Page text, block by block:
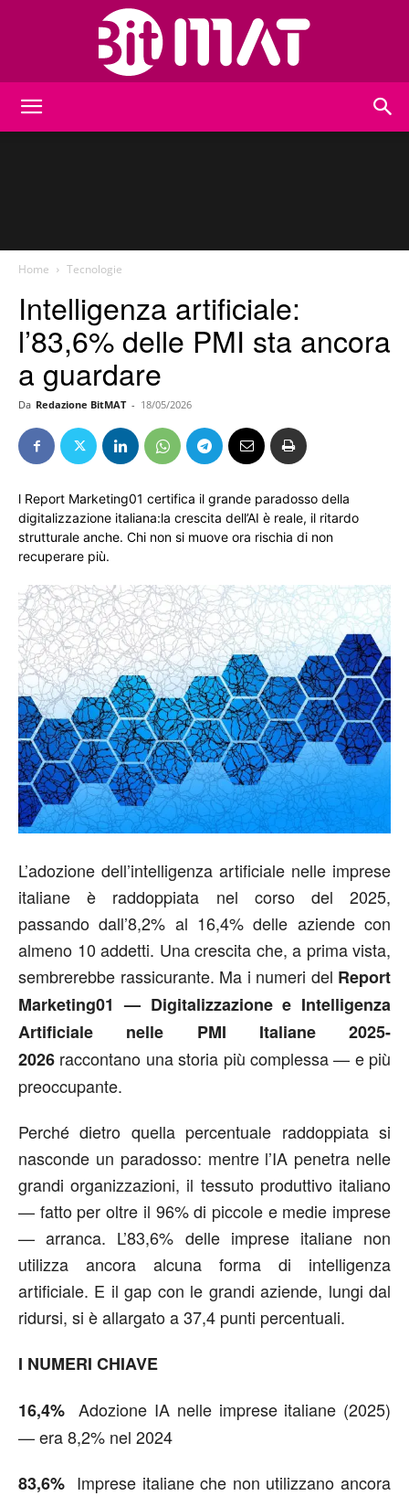
Home Tecnologie
Intelligenza artificiale:
l’83,6% delle PMI sta ancora
a guardare
Da Redazione BitMAT - 18/05/2026
l Report Marketing01 certifica il grande paradosso della
digitalizzazione italiana:la crescita dell’AI è reale, il ritardo
strutturale anche. Chi non si muove ora rischia di non
recuperare più.
L’adozione dell’intelligenza artificiale nelle imprese
italiane è raddoppiata nel corso del 2025,
passando dall’8,2% al 16,4% delle aziende con
almeno 10 addetti. Una crescita che, a prima vista,
sembrerebbe rassicurante. Ma i numeri del Report
Marketing01 — Digitalizzazione e Intelligenza
Artificiale nelle PMI Italiane 2025-
2026 raccontano una storia più complessa — e più
preoccupante.
Perché dietro quella percentuale raddoppiata si
nasconde un paradosso: mentre l’IA penetra nelle
grandi organizzazioni, il tessuto produttivo italiano
— fatto per oltre il 96% di piccole e medie imprese
— arranca. L’83,6% delle imprese italiane non
utilizza ancora alcuna forma di intelligenza
artificiale. E il gap con le grandi aziende, lungi dal
ridursi, si è allargato a 37,4 punti percentuali.
I NUMERI CHIAVE
16,4% Adozione IA nelle imprese italiane (2025)
— era 8,2% nel 2024
83,6% Imprese italiane che non utilizzano ancora